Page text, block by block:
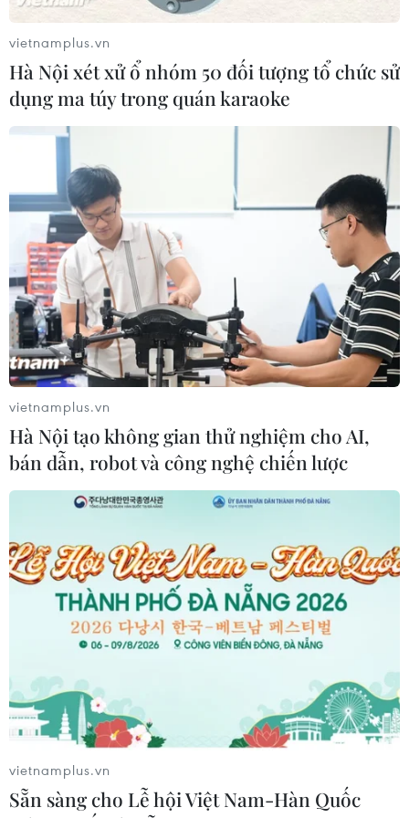
về xử lý hình sự người vị thành niên
02/08/2026 12:56
Trung Quốc đề ra mục tiêu phát
02/08/2026 11:17
Hàn Quốc ghi nhận mức nhiệt cao kỷ
lục 42,5 độ C tại thành phố Yangsan
02/08/2026 07:52
Nhật Bản điều chỉnh chính sách
năng lượng hạt nhân
01/08/2026 15:02
Tổng Biên tập: TRẦN TIẾN DUẨN
Phó Tổng Biên tập: NGUYỄN THỊ TÁM, KHÚC THANH
Sở hữu trí tuệ
Quy định sử dụng
vietnamplus.vn
Hà Nội xét xử ổ nhóm 50 đối tượng tổ chức sử
dụng ma túy trong quán karaoke
vietnamplus.vn
Hà Nội tạo không gian thử nghiệm cho AI,
bán dẫn, robot và công nghệ chiến lược
vietnamplus.vn
Sẵn sàng cho Lễ hội Việt Nam-Hàn Quốc